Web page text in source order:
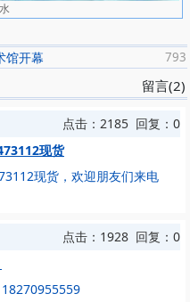
793
馆开幕
留言(2)
点击：2185 回复：0
现货
现货，欢迎朋友们来电
点击：1928 回复：0